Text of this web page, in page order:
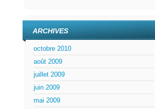
ARCHIVES
octobre 2010
août 2009
juillet 2009
juin 2009
mai 2009